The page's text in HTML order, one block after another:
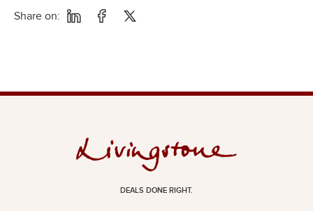
Share on:
DEALS DONE RIGHT.